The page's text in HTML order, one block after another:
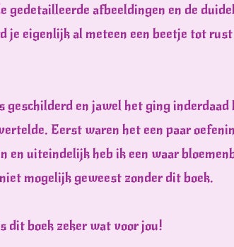
gedetailleerde afbeeldingen en de
je eigenlijk al meteen een beetje tot
geschilderd en jawel het ging
Eerst waren het een paar
en uiteindelijk heb ik een waar
mogelijk geweest zonder dit boek.
dit boek zeker wat voor jou!